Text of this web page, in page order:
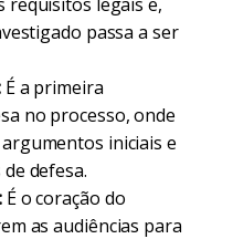
passa a ser
É a primeira
no processo, onde
iniciais e
defesa.
É o coração do
as audiências para